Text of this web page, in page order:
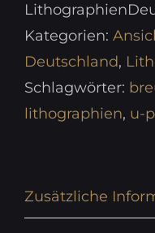
Kategorien:
Deutschland,
Schlagwörter:
lithographien, u-
Zusätzliche